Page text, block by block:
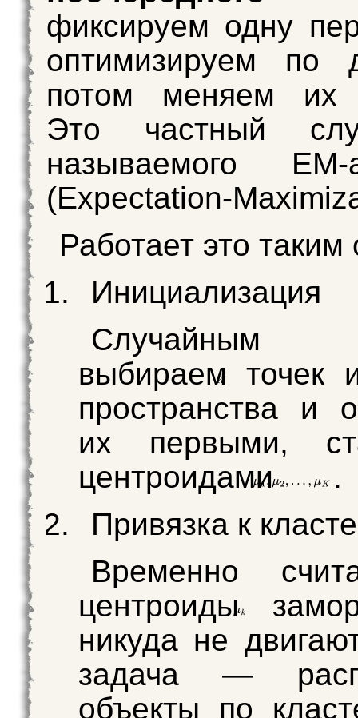
фиксируем одну
оптимизируем по
потом меняем их
Это частный
называемого EM-
(Expectation-
Работает это
Инициализация
Случайным
выбираемточек
пространства и
их первыми,
центроидами
.
Привязка к
Временно
центроиды
никуда не
задача —
объекты по